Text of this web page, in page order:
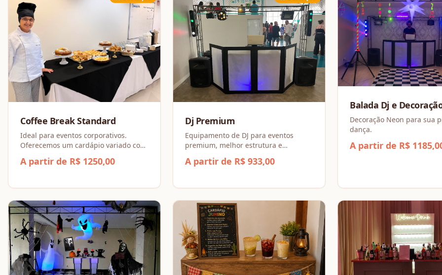
Coffee Break Standard
Ideal para eventos corporativos.
Oferecemos um cardápio variado com
completo com equipe, louças e
A partir de R$ 1250,00
Dj Premium
Equipamento de DJ para eventos
premium, melhor estrutura e
A partir de R$ 933,00
Balada Dj e
Decoração Neon para sua
dança.
A partir de R$